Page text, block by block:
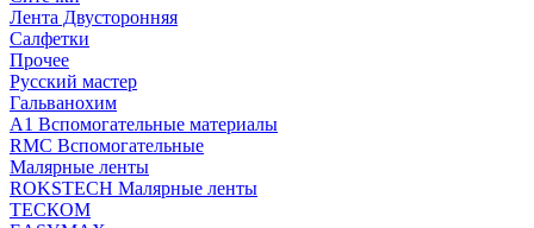
Лента Двусторонняя
Салфетки
Прочее
Русский мастер
Гальванохим
А1 Вспомогательные материалы
RMC Вспомогательные
Малярные ленты
ROKSTECH Малярные ленты
ТЕСКОМ